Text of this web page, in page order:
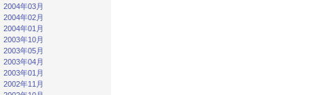
2004年03月
2004年02月
2004年01月
2003年10月
2003年05月
2003年04月
2003年01月
2002年11月